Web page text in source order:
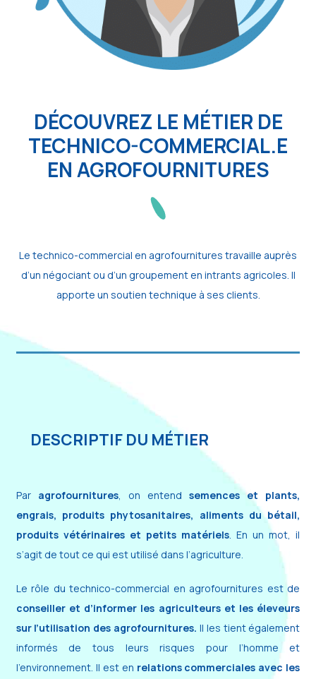
DÉCOUVREZ LE MÉTIER DE
TECHNICO-COMMERCIAL.E
EN AGROFOURNITURES
Le technico-commercial en agrofournitures travaille auprès
d’un négociant ou d’un groupement en intrants agricoles. Il
apporte un soutien technique à ses clients.
DESCRIPTIF DU MÉTIER
Par agrofournitures, on entendsemences et plants,
engrais, produits phytosanitaires, aliments du bétail,
produits vétérinaires et petits matériels . En un mot, il
s’agit de tout ce qui est utilisé dans l’agriculture.
Le rôle du technico-commercial en agrofournitures est de
conseiller et d’informer les agriculteurs et les éleveurs
sur l’utilisation des agrofournitures. Il les tient également
informés de tous leurs risques pour l’homme et
l’environnement. Il est en relations commerciales avec les